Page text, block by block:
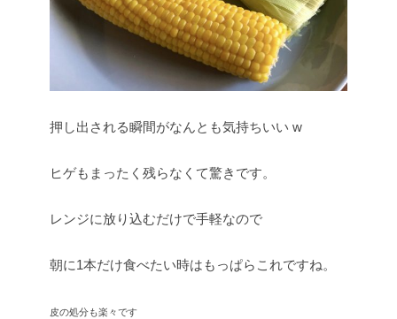
押し出される瞬間がなんとも気持ちいい w
ヒゲもまったく残らなくて驚きです。
レンジに放り込むだけで手軽なので
朝に1本だけ食べたい時はもっぱらこれですね。
皮の処分も楽々です